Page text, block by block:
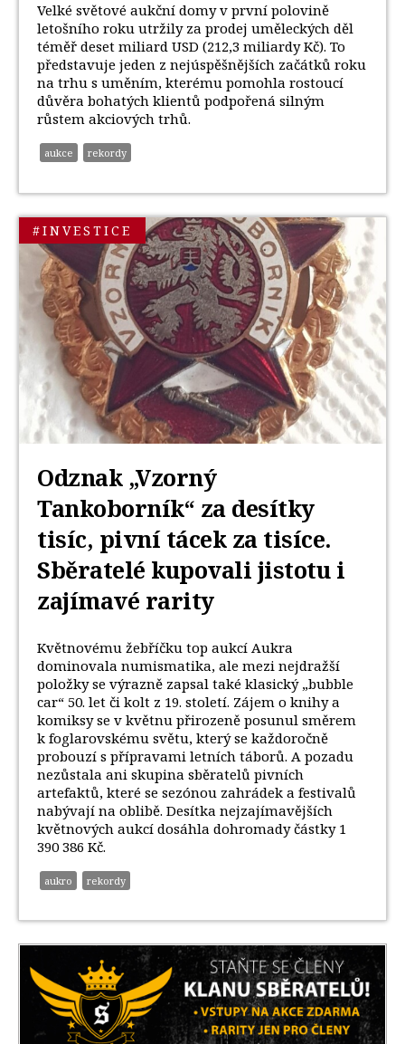
Velké světové aukční domy v první polovině
letošního roku utržily za prodej uměleckých děl
téměř deset miliard USD (212,3 miliardy Kč). To
představuje jeden z nejúspěšnějších začátků roku
na trhu s uměním, kterému pomohla rostoucí
důvěra bohatých klientů podpořená silným
růstem akciových trhů.
aukce rekordy
#INVESTICE
Odznak „Vzorný
Tankoborník“ za desítky
tisíc, pivní tácek za tisíce.
Sběratelé kupovali jistotu i
zajímavé rarity
Květnovému žebříčku top aukcí Aukra
dominovala numismatika, ale mezi nejdražší
položky se výrazně zapsal také klasický „bubble
car“ 50. let či kolt z 19. století. Zájem o knihy a
komiksy se v květnu přirozeně posunul směrem
k foglarovskému světu, který se každoročně
probouzí s přípravami letních táborů. A pozadu
nezůstala ani skupina sběratelů pivních
artefaktů, které se sezónou zahrádek a festivalů
nabývají na oblibě. Desítka nejzajímavějších
květnových aukcí dosáhla dohromady částky 1
390 386 Kč.
aukro rekordy